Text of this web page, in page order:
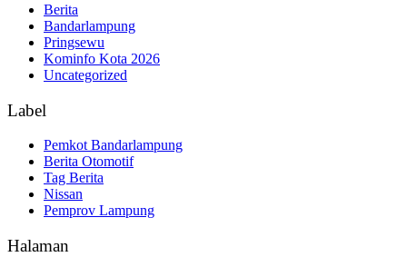
Berita
Bandarlampung
Pringsewu
Kominfo Kota 2026
Uncategorized
Label
Pemkot Bandarlampung
Berita Otomotif
Tag Berita
Nissan
Pemprov Lampung
Halaman